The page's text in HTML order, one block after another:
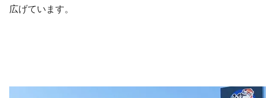
広げています。